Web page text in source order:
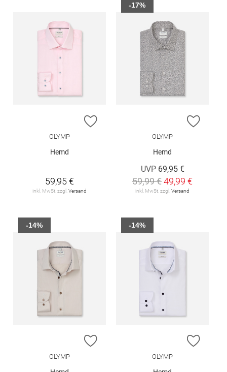
ZUR WUNSCHLISTE HINZUFÜGEN
OLYMP
Hemd
59,95 €
inkl. MwSt. zzgl. Versand
ZUR
OLYMP
Hemd
UVP 69,95 €
59,99 €49,99 €
inkl. MwSt. zzgl. Versand
-17%
ZUR WUNSCHLISTE HINZUFÜGEN
OLYMP
-14%
ZUR
OLYMP
-14%